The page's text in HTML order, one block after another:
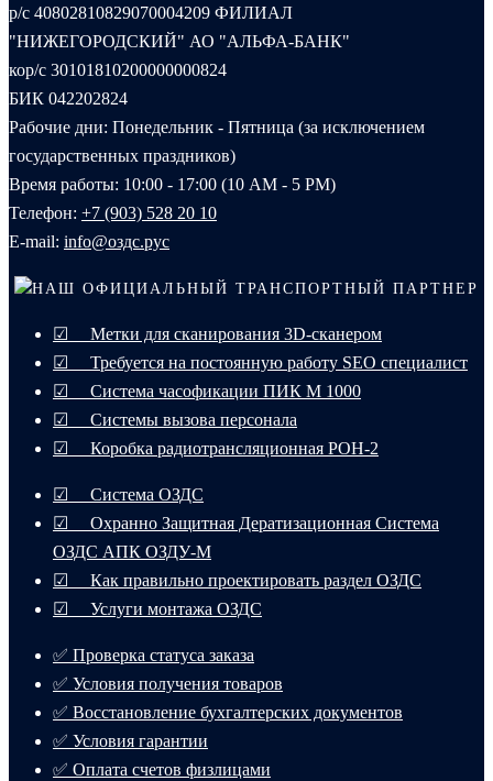
р/с 40802810829070004209 ФИЛИАЛ
"НИЖЕГОРОДСКИЙ" АО "АЛЬФА-БАНК"
кор/с 30101810200000000824
БИК 042202824
Рабочие дни: Понедельник - Пятница (за исключением
государственных праздников)
Время работы: 10:00 - 17:00 (10 AM - 5 PM)
Телефон: +7 (903) 528 20 10‬
E-mail: info@оздс.рус
НАШ ОФИЦИАЛЬНЫЙ ТРАНСПОРТНЫЙ ПАРТНЕР
☑ Метки для сканирования 3D-сканером
☑ Требуется на постоянную работу SEO специалист
☑ Система часофикации ПИК М 1000
☑ Системы вызова персонала
☑ Коробка радиотрансляционная РОН-2
☑ Система ОЗДС
☑ Охранно Защитная Дератизационная Система
ОЗДС АПК ОЗДУ-М
☑ Как правильно проектировать раздел ОЗДС
☑ Услуги монтажа ОЗДС
✅ Проверка статуса заказа
✅ Условия получения товаров
✅ Восстановление бухгалтерских документов
✅ Условия гарантии
✅ Оплата счетов физлицами